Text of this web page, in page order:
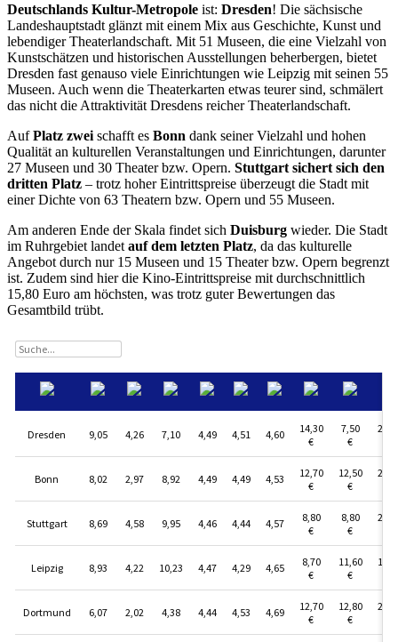
Deutschlands Kultur-Metropole ist: Dresden! Die sächsische
Landeshauptstadt glänzt mit einem Mix aus Geschichte, Kunst und
lebendiger Theaterlandschaft. Mit 51 Museen, die eine Vielzahl von
Kunstschätzen und historischen Ausstellungen beherbergen, bietet
Dresden fast genauso viele Einrichtungen wie Leipzig mit seinen 55
Museen. Auch wenn die Theaterkarten etwas teurer sind, schmälert
das nicht die Attraktivität Dresdens reicher Theaterlandschaft.
AufPlatz zwei schafft es Bonn dank seiner Vielzahl und hohen
Qualität an kulturellen Veranstaltungen und Einrichtungen, darunter
27 Museen und 30 Theater bzw. Opern. Stuttgart sichert sich den
dritten Platz – trotz hoher Eintrittspreise überzeugt die Stadt mit
einer Dichte von 63 Theatern bzw. Opern und 55 Museen.
Am anderen Ende der Skala findet sich Duisburg wieder. Die Stadt
im Ruhrgebiet landet auf dem letzten Platz, da das kulturelle
Angebot durch nur 15 Museen und 15 Theater bzw. Opern begrenzt
ist. Zudem sind hier die Kino-Eintrittspreise mit durchschnittlich
15,80 Euro am höchsten, was trotz guter Bewertungen das
Gesamtbild trübt.